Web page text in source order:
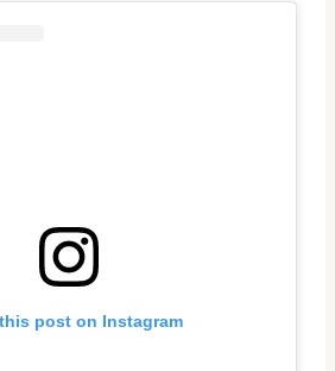
post on Instagram